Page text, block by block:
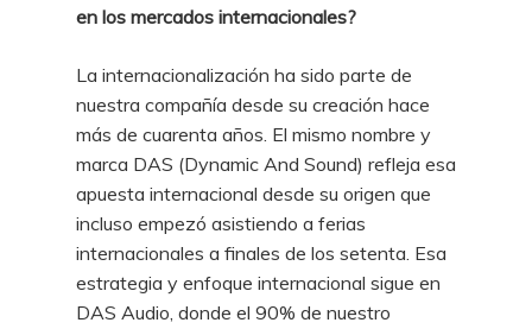
en los mercados internacionales?
La internacionalización ha sido parte de
nuestra compañía desde su creación hace
más de cuarenta años. El mismo nombre y
marca DAS (Dynamic And Sound) refleja esa
apuesta internacional desde su origen que
incluso empezó asistiendo a ferias
internacionales a finales de los setenta. Esa
estrategia y enfoque internacional sigue en
DAS Audio, donde el 90% de nuestro